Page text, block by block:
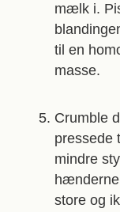
mælk i.
til en
masse.
Crumble
pressede
mindre
store og